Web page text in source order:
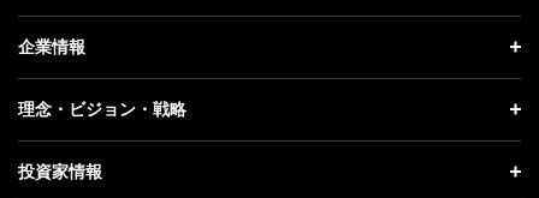
ニュース トップ
プレスリリース
更新情報
企業情報
企業情報 トップ
社長メッセージ
理念・ビジョン・戦略
理念・ビジョン・戦略 トップ
投資家情報